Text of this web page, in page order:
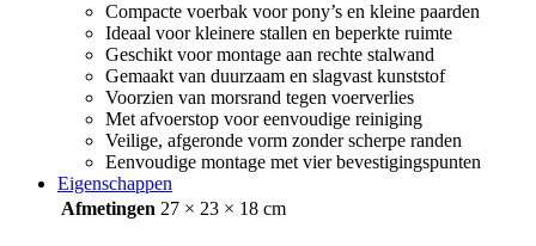
Compacte voerbak voor pony’s en kleine paarden
Ideaal voor kleinere stallen en beperkte ruimte
Geschikt voor montage aan rechte stalwand
Gemaakt van duurzaam en slagvast kunststof
Voorzien van morsrand tegen voerverlies
Met afvoerstop voor eenvoudige reiniging
Veilige, afgeronde vorm zonder scherpe randen
Eenvoudige montage met vier bevestigingspunten
Eigenschappen
Afmetingen 27 × 23 × 18 cm